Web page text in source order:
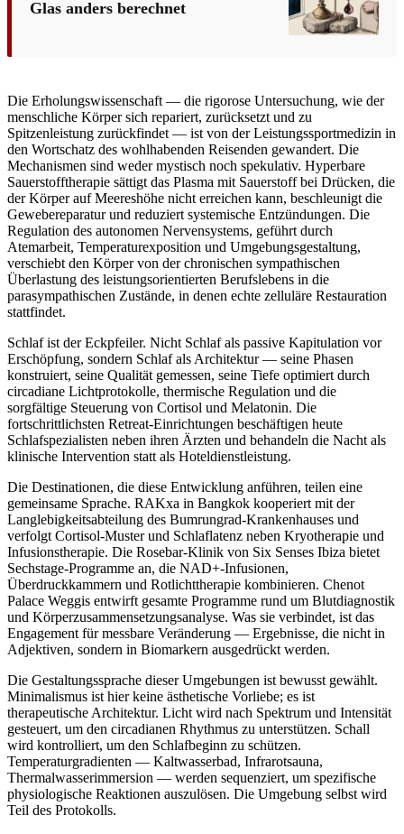
Glas anders berechnet
Die Erholungswissenschaft — die rigorose Untersuchung, wie der
menschliche Körper sich repariert, zurücksetzt und zu
Spitzenleistung zurückfindet — ist von der Leistungssportmedizin in
den Wortschatz des wohlhabenden Reisenden gewandert. Die
Mechanismen sind weder mystisch noch spekulativ. Hyperbare
Sauerstofftherapie sättigt das Plasma mit Sauerstoff bei Drücken, die
der Körper auf Meereshöhe nicht erreichen kann, beschleunigt die
Gewebereparatur und reduziert systemische Entzündungen. Die
Regulation des autonomen Nervensystems, geführt durch
Atemarbeit, Temperaturexposition und Umgebungsgestaltung,
verschiebt den Körper von der chronischen sympathischen
Überlastung des leistungsorientierten Berufslebens in die
parasympathischen Zustände, in denen echte zelluläre Restauration
stattfindet.
Schlaf ist der Eckpfeiler. Nicht Schlaf als passive Kapitulation vor
Erschöpfung, sondern Schlaf als Architektur — seine Phasen
konstruiert, seine Qualität gemessen, seine Tiefe optimiert durch
circadiane Lichtprotokolle, thermische Regulation und die
sorgfältige Steuerung von Cortisol und Melatonin. Die
fortschrittlichsten Retreat-Einrichtungen beschäftigen heute
Schlafspezialisten neben ihren Ärzten und behandeln die Nacht als
klinische Intervention statt als Hoteldienstleistung.
Die Destinationen, die diese Entwicklung anführen, teilen eine
gemeinsame Sprache. RAKxa in Bangkok kooperiert mit der
Langlebigkeitsabteilung des Bumrungrad-Krankenhauses und
verfolgt Cortisol-Muster und Schlaflatenz neben Kryotherapie und
Infusionstherapie. Die Rosebar-Klinik von Six Senses Ibiza bietet
Sechstage-Programme an, die NAD+-Infusionen,
Überdruckkammern und Rotlichttherapie kombinieren. Chenot
Palace Weggis entwirft gesamte Programme rund um Blutdiagnostik
und Körperzusammensetzungsanalyse. Was sie verbindet, ist das
Engagement für messbare Veränderung — Ergebnisse, die nicht in
Adjektiven, sondern in Biomarkern ausgedrückt werden.
Die Gestaltungssprache dieser Umgebungen ist bewusst gewählt.
Minimalismus ist hier keine ästhetische Vorliebe; es ist
therapeutische Architektur. Licht wird nach Spektrum und Intensität
gesteuert, um den circadianen Rhythmus zu unterstützen. Schall
wird kontrolliert, um den Schlafbeginn zu schützen.
Temperaturgradienten — Kaltwasserbad, Infrarotsauna,
Thermalwasserimmersion — werden sequenziert, um spezifische
physiologische Reaktionen auszulösen. Die Umgebung selbst wird
Teil des Protokolls.